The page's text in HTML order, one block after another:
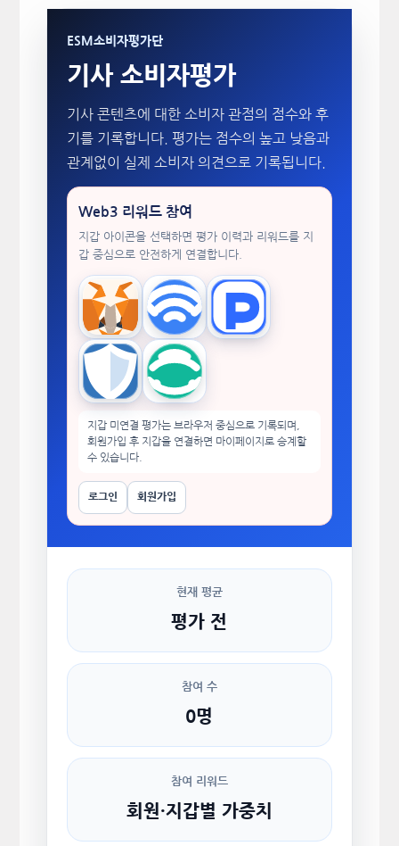
ESM소비자평가단
기사 소비자평가
기사 콘텐츠에 대한 소비자 관점의 점수와 후
기를 기록합니다. 평가는 점수의 높고 낮음과
관계없이 실제 소비자 의견으로 기록됩니다.
Web3 리워드 참여
지갑 아이콘을 선택하면 평가 이력과 리워드를 지
갑 중심으로 안전하게 연결합니다.
MetaMask WalletConnectTokenPocket
Trust Wallet imToken
지갑 미연결 평가는 브라우저 중심으로 기록되며,
회원가입 후 지갑을 연결하면 마이페이지로 승계할
수 있습니다.
로그인 회원가입
현재 평균
평가 전
참여 수
0명
참여 리워드
회원·지갑별 가중치